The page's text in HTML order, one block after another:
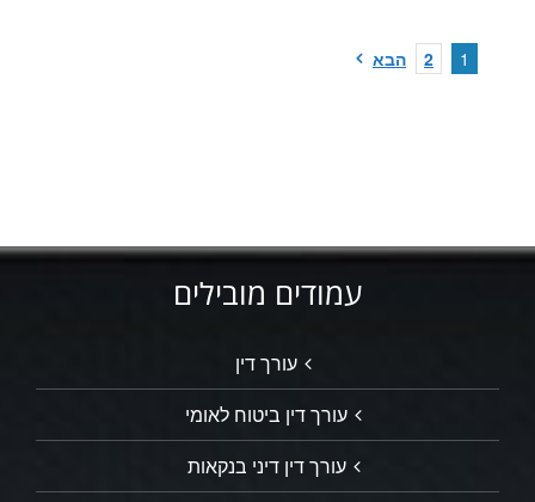
1
2 הבא
עמודים מובילים
עורך דין
עורך דין ביטוח לאומי
עורך דין דיני בנקאות